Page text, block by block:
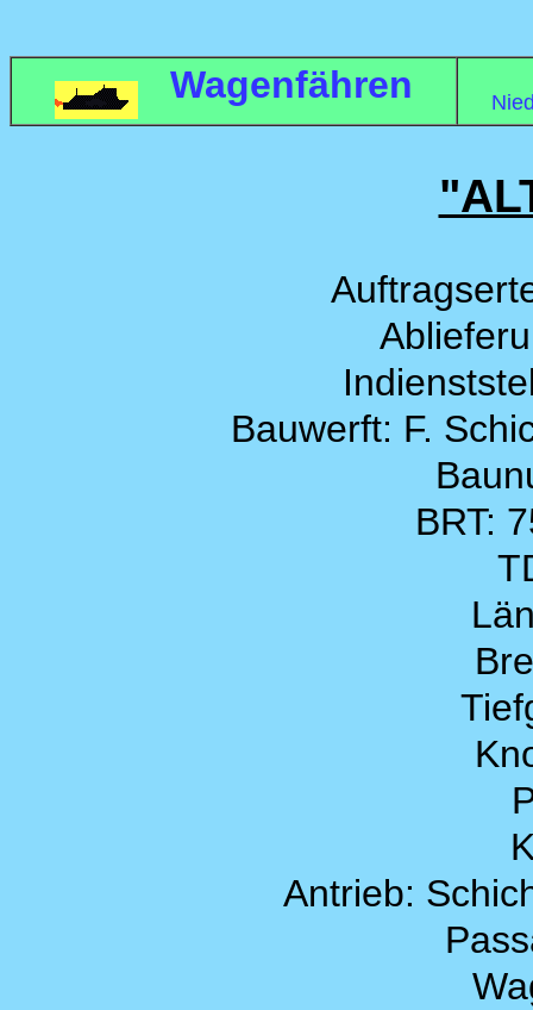
Wagenfähren
Bauwerft: F.
BRT:
Antrieb: